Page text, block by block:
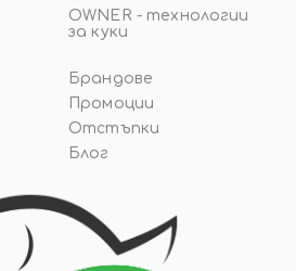
OWNER - технологии
за куки
Брандове
Промоции
Отстъпки
Блог